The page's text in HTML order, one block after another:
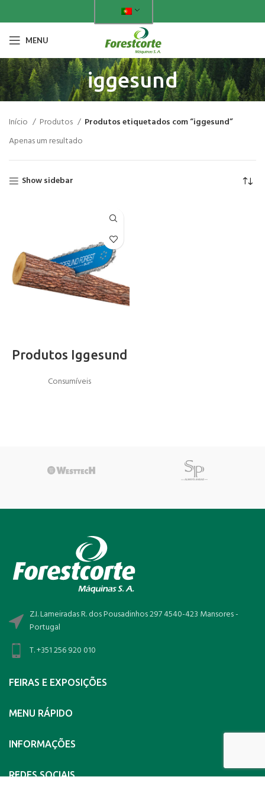
MENU
iggesund
Início Produtos
Produtos etiquetados com “iggesund”
Apenas um resultado
Show sidebar
Produtos Iggesund
Consumíveis
Z.I. Lameiradas R. dos Pousadinhos 297 4540-423 Mansores -
Portugal
T. +351 256 920 010
FEIRAS E EXPOSIÇÕES
MENU RÁPIDO
INFORMAÇÕES
REDES SOCIAIS